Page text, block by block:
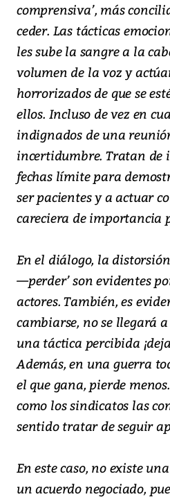
comprensiva’, más
ceder. Las tácticas
les sube la sangre a la
volumen de la voz y
horrorizados de que se
ellos. Incluso de vez en
indignados de una
incertidumbre. Tratan de
fechas límite para
ser pacientes y a actuar
careciera de importancia
En el diálogo, la
—perder’ son evidentes
actores. También, es
cambiarse, no se llegará
una táctica percibida
Además, en una guerra
el que gana, pierde
como los sindicatos las
sentido tratar de seguir
En este caso, no existe
un acuerdo negociado,